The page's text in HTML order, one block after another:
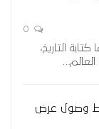
للناشئات لكرة اليد تحت 18 عامًا كتابة التاريخ،
وصول عرض